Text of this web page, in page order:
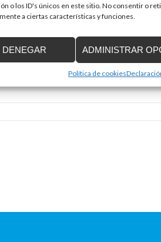
o los ID's únicos en este sitio. No consentir o
a ciertas características y funciones.
DENEGAR ADMINISTRAR
Política de cookies